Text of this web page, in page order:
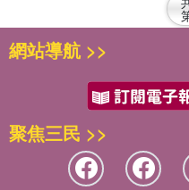
網站導航 >>
聚焦三民 >>